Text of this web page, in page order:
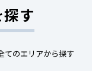
す
てのエリアから探す